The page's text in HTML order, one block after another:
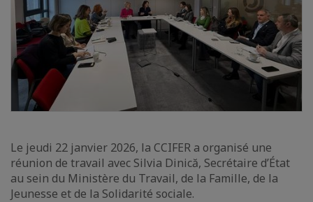
Le jeudi 22 janvier 2026, la CCIFER a organisé une
réunion de travail avec Silvia Dinică, Secrétaire d’État
au sein du Ministère du Travail, de la Famille, de la
Jeunesse et de la Solidarité sociale.